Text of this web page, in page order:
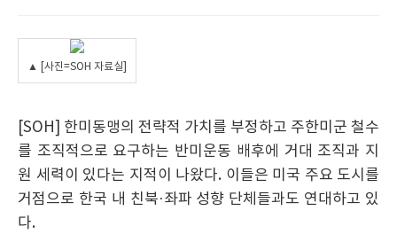
▲ [사진=SOH 자료실]
[SOH] 한미동맹의 전략적 가치를 부정하고 주한미군 철수
를 조직적으로 요구하는 반미운동 배후에 거대 조직과 지
원 세력이 있다는 지적이 나왔다. 이들은 미국 주요 도시를
거점으로 한국 내 친북·좌파 성향 단체들과도 연대하고 있
다.